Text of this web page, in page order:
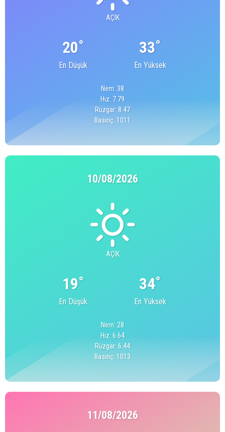
AÇIK
20°
En Düşük
33°
En Yüksek
Nem: 38
Hız: 7.79
Rüzgar: 8.47
Basınç: 1011
10/08/2026
AÇIK
19°
En Düşük
34°
En Yüksek
Nem: 28
Hız: 6.64
Rüzgar: 6.44
Basınç: 1013
11/08/2026